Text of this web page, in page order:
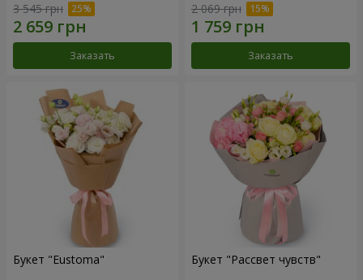
3 545 грн
Заказать
2 069 грн
Заказать
Букет "Eustoma" Букет "Рассвет чувств"